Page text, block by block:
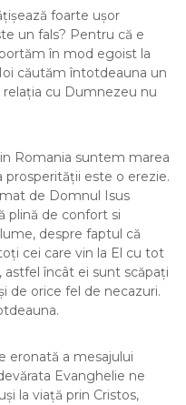
foarte ușor
un fals? Pentru că e
în mod egoist la
căutăm întotdeauna un
cu Dumnezeu nu
Romania suntem marea
este o erezie.
de Domnul Isus
plină de confort si
despre faptul că
cei care vin la El cu tot
încât ei sunt scăpați
de orice fel de necazuri.
eronată a mesajului
Evanghelie ne
la viață prin Cristos,